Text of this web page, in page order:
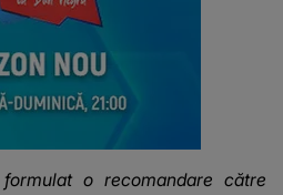
o recomandare către